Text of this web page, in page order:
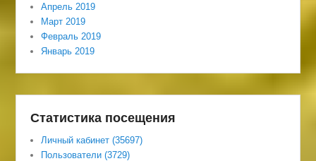
Апрель 2019
Март 2019
Февраль 2019
Январь 2019
Статистика посещения
Личный кабинет (35697)
Пользователи (3729)